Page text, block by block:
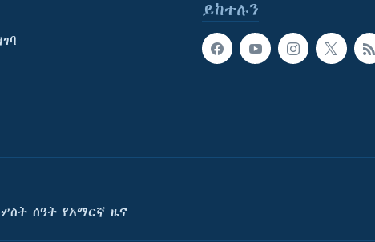
ይከተሉን
ሰዓት የአማርኛ ዜና